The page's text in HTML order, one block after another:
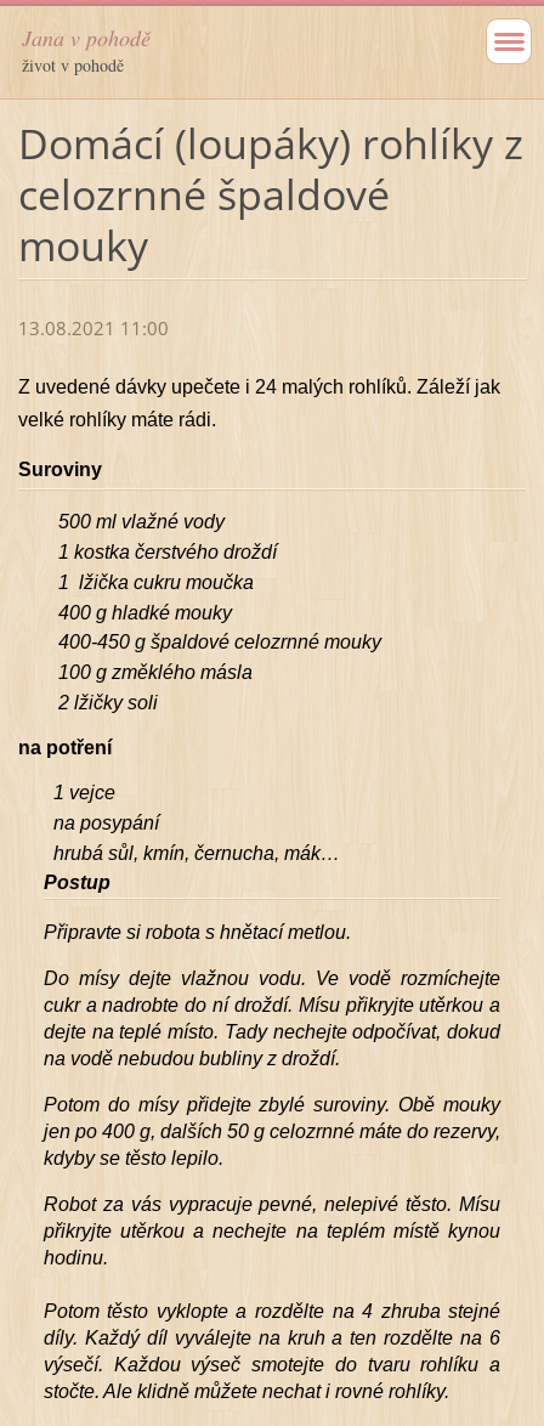
Jana v pohodě
život v pohodě
Domácí (loupáky) rohlíky z
celozrnné špaldové
mouky
13.08.2021 11:00
Z uvedené dávky upečete i 24 malých rohlíků. Záleží jak
velké rohlíky máte rádi.
Suroviny
500 ml vlažné vody
1 kostka čerstvého droždí
1 lžička cukru moučka
400 g hladké mouky
400-450 g špaldové celozrnné mouky
100 g změklého másla
2 lžičky soli
na potření
1 vejce
na posypání
hrubá sůl, kmín, černucha, mák…
Postup
Připravte si robota s hnětací metlou.
Do mísy dejte vlažnou vodu. Ve vodě rozmíchejte
cukr a nadrobte do ní droždí. Mísu přikryjte utěrkou a
dejte na teplé místo. Tady nechejte odpočívat, dokud
na vodě nebudou bubliny z droždí.
Potom do mísy přidejte zbylé suroviny. Obě mouky
jen po 400 g, dalších 50 g celozrnné máte do rezervy,
kdyby se těsto lepilo.
Robot za vás vypracuje pevné, nelepivé těsto. Mísu
přikryjte utěrkou a nechejte na teplém místě kynou
hodinu.
Potom těsto vyklopte a rozdělte na 4 zhruba stejné
díly. Každý díl vyválejte na kruh a ten rozdělte na 6
výsečí. Každou výseč smotejte do tvaru rohlíku a
stočte. Ale klidně můžete nechat i rovné rohlíky.